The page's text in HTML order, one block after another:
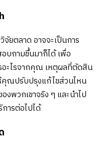
ยตลาด อาจจะเป็นการ
ถามขึ้นมาก็ได้ เพื่อ
อะไรจากคุณ เหตุผลที่ตัดสิน
คุณปรับปรุงแก้ไขส่วนไหน
งพวกเขาจริง ๆ และนำไป
ารต่อไปได้